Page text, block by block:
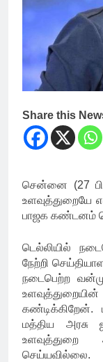
Share this
சென்னை (27
உளவுத்துறையே
பாஜக கண்டனம்
டெல்லியில்
நேற்றி
நடைபெற்ற
கண்டிக்கிறேன்.
மத்திய அரசு